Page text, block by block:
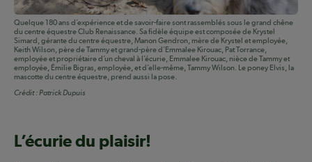
Quelque 180 ans d’expérience et de savoir-faire sont rassemblés sous le grand chêne
du centre équestre Club Renaissance. Sa fidèle équipe est composée de Krystel
Simard, gérante du centre équestre, Manon Gendron, mère de Krystel et employée,
Keith Wilson, père de Tammy et grand-père d’Emmalee Kirouac, Pat Torrance,
employée et propriétaire d’un cheval à l’écurie, Emmalee Kirouac, nièce de Tammy et
employée, Émilie Bigras, employée, et d’elle-même, Tammy Wilson. Le poney Elvis, la
mascotte du centre équestre, prend aussi la pose.
Crédit :Patrick Dupuis
L’écurie du plaisir!